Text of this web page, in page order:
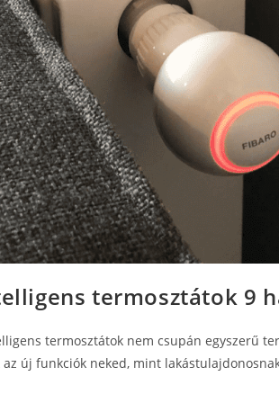
termosztátok 9
termosztátok nem csupán egyszerű
az új funkciók neked, mint